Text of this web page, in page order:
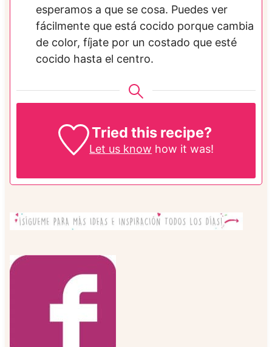
esperamos a que se cosa. Puedes ver
fácilmente que está cocido porque cambia
de color, fíjate por un costado que esté
cocido hasta el centro.
Tried this recipe?
Let us know how it was!